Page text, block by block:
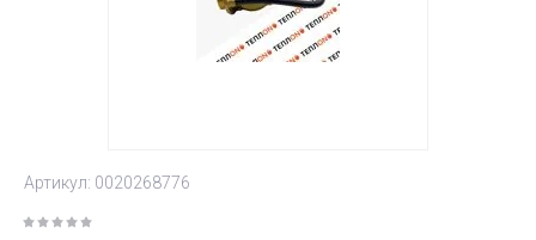
Артикул: 0020268776